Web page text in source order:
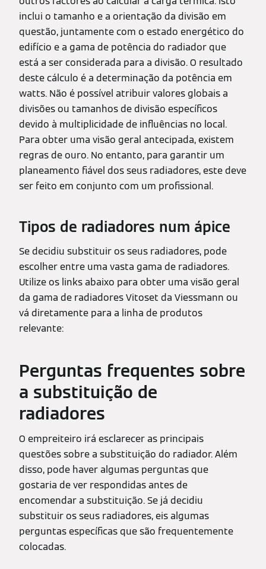
inclui o tamanho e a orientação da divisão em
questão, juntamente com o estado energético do
edifício e a gama de potência do radiador que
está a ser considerada para a divisão. O resultado
deste cálculo é a determinação da potência em
watts. Não é possível atribuir valores globais a
divisões ou tamanhos de divisão específicos
devido à multiplicidade de influências no local.
Para obter uma visão geral antecipada, existem
regras de ouro. No entanto, para garantir um
planeamento fiável dos seus radiadores, este deve
ser feito em conjunto com um profissional.
Tipos de radiadores num ápice
Se decidiu substituir os seus radiadores, pode
escolher entre uma vasta gama de radiadores.
Utilize os links abaixo para obter uma visão geral
da gama de radiadores Vitoset da Viessmann ou
vá diretamente para a linha de produtos
relevante:
Perguntas frequentes sobre
a substituição de
radiadores
O empreiteiro irá esclarecer as principais
questões sobre a substituição do radiador. Além
disso, pode haver algumas perguntas que
gostaria de ver respondidas antes de
encomendar a substituição. Se já decidiu
substituir os seus radiadores, eis algumas
perguntas específicas que são frequentemente
colocadas.